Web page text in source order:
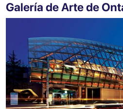
Galería de Arte de